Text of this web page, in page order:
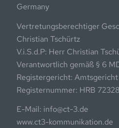
Germany
Vertretungsberechtiger
Christian Tschürtz
V.i.S.d.P: Herr Christian
Verantwortlich gemäß § 6
Registergericht:
Registernummer: HRB
E-Mail: info@ct-3.de
www.ct3-kommunikation.de